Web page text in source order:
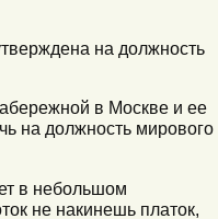
на должность
в Москве и ее
на должность мирового
в небольшом
не накинешь платок,